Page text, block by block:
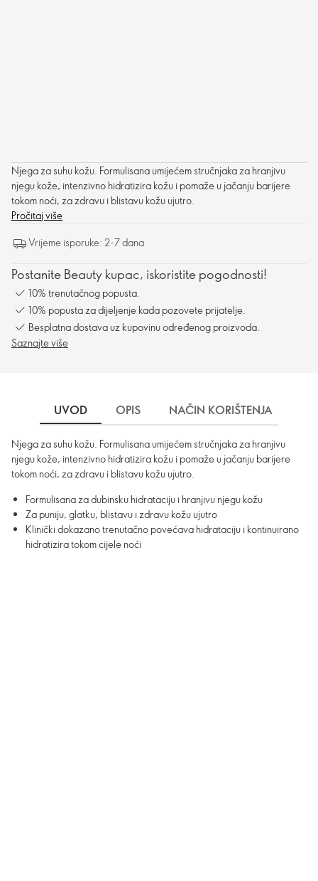
Njega za suhu kožu. Formulisana umijećem stručnjaka za hranjivu
njegu kože, intenzivno hidratizira kožu i pomaže u jačanju barijere
tokom noći, za zdravu i blistavu kožu ujutro.
Pročitaj više
Vrijeme isporuke: 2-7 dana
Postanite Beauty kupac, iskoristite pogodnosti!
10% trenutačnog popusta.
10% popusta za dijeljenje kada pozovete prijatelje.
Besplatna dostava uz kupovinu određenog proizvoda.
Saznajte više
UVOD OPIS NAČIN KORIŠTENJA
Njega za suhu kožu. Formulisana umijećem stručnjaka za hranjivu
njegu kože, intenzivno hidratizira kožu i pomaže u jačanju barijere
tokom noći, za zdravu i blistavu kožu ujutro.
Formulisana za dubinsku hidrataciju i hranjivu njegu kožu
Za puniju, glatku, blistavu i zdravu kožu ujutro
Klinički dokazano trenutačno povećava hidrataciju i kontinuirano
hidratizira tokom cijele noći